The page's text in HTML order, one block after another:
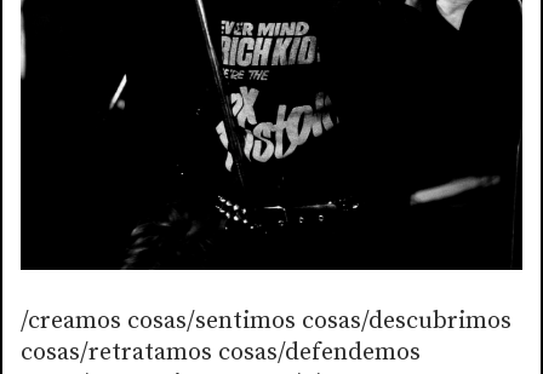
/creamos cosas/sentimos cosas/descubrimos
cosas/retratamos cosas/defendemos